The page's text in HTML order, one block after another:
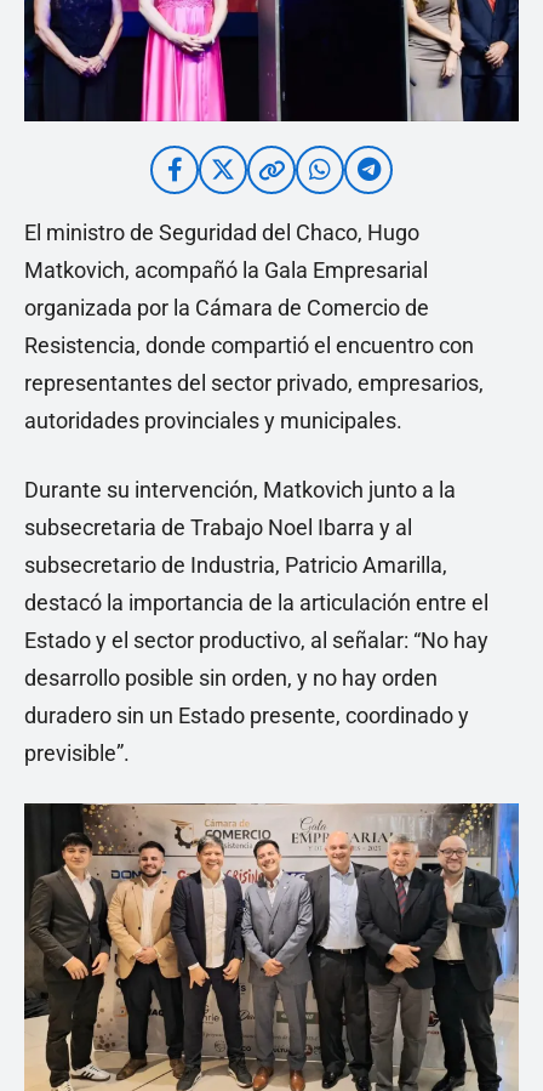
El ministro de Seguridad del Chaco, Hugo
Matkovich, acompañó la Gala Empresarial
organizada por la Cámara de Comercio de
Resistencia, donde compartió el encuentro con
representantes del sector privado, empresarios,
autoridades provinciales y municipales.
Durante su intervención, Matkovich junto a la
subsecretaria de Trabajo Noel Ibarra y al
subsecretario de Industria, Patricio Amarilla,
destacó la importancia de la articulación entre el
Estado y el sector productivo, al señalar: “No hay
desarrollo posible sin orden, y no hay orden
duradero sin un Estado presente, coordinado y
previsible”.